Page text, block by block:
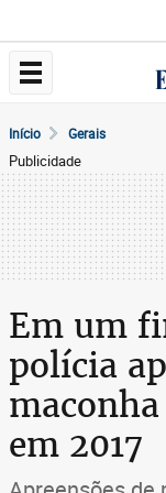
Início Gerais
Publicidade
Em um
polícia
em 2017